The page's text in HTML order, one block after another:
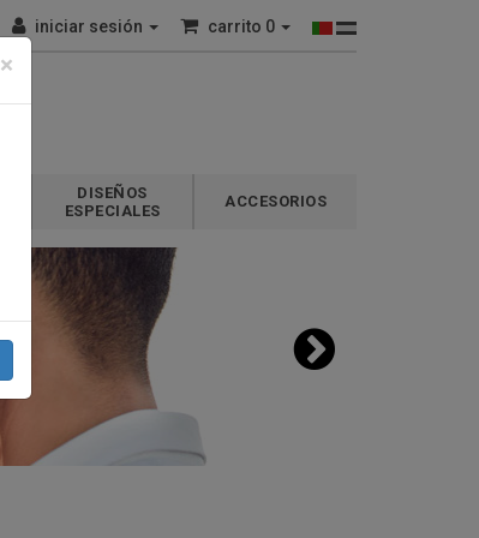
×
iniciar sesión carrito 0
DISEÑOS
ESPECIALES
ACCESORIOS